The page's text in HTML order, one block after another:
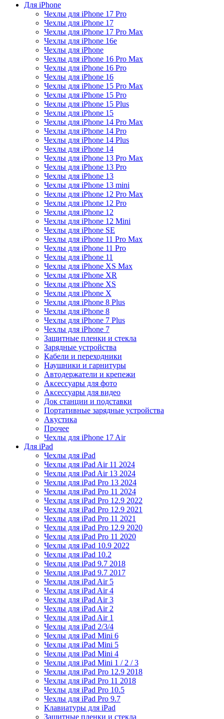
Для iPhone
Чехлы для iPhone 17 Pro
Чехлы для iPhone 17
Чехлы для iPhone 17 Pro Max
Чехлы для iPhone 16e
Чехлы для iPhone
Чехлы для iPhone 16 Pro Max
Чехлы для iPhone 16 Pro
Чехлы для iPhone 16
Чехлы для iPhone 15 Pro Max
Чехлы для iPhone 15 Pro
Чехлы для iPhone 15 Plus
Чехлы для iPhone 15
Чехлы для iPhone 14 Pro Max
Чехлы для iPhone 14 Pro
Чехлы для iPhone 14 Plus
Чехлы для iPhone 14
Чехлы для iPhone 13 Pro Max
Чехлы для iPhone 13 Pro
Чехлы для iPhone 13
Чехлы для iPhone 13 mini
Чехлы для iPhone 12 Pro Max
Чехлы для iPhone 12 Pro
Чехлы для iPhone 12
Чехлы для iPhone 12 Mini
Чехлы для iPhone SE
Чехлы для iPhone 11 Pro Max
Чехлы для iPhone 11 Pro
Чехлы для iPhone 11
Чехлы для iPhone XS Max
Чехлы для iPhone XR
Чехлы для iPhone XS
Чехлы для iPhone X
Чехлы для iPhone 8 Plus
Чехлы для iPhone 8
Чехлы для iPhone 7 Plus
Чехлы для iPhone 7
Защитные пленки и стекла
Зарядные устройства
Кабели и переходники
Наушники и гарнитуры
Автодержатели и крепежи
Аксессуары для фото
Аксессуары для видео
Док станции и подставки
Портативные зарядные устройства
Акустика
Прочее
Чехлы для iPhone 17 Air
Для iPad
Чехлы для iPad
Чехлы для iPad Air 11 2024
Чехлы для iPad Air 13 2024
Чехлы для iPad Pro 13 2024
Чехлы для iPad Pro 11 2024
Чехлы для iPad Pro 12.9 2022
Чехлы для iPad Pro 12.9 2021
Чехлы для iPad Pro 11 2021
Чехлы для iPad Pro 12.9 2020
Чехлы для iPad Pro 11 2020
Чехлы для iPad 10.9 2022
Чехлы для iPad 10.2
Чехлы для iPad 9.7 2018
Чехлы для iPad 9.7 2017
Чехлы для iPad Air 5
Чехлы для iPad Air 4
Чехлы для iPad Air 3
Чехлы для iPad Air 2
Чехлы для iPad Air 1
Чехлы для iPad 2/3/4
Чехлы для iPad Mini 6
Чехлы для iPad Mini 5
Чехлы для iPad Mini 4
Чехлы для iPad Mini 1 / 2 / 3
Чехлы для iPad Pro 12.9 2018
Чехлы для iPad Pro 11 2018
Чехлы для iPad Pro 10.5
Чехлы для iPad Pro 9.7
Клавиатуры для iPad
Защитные пленки и стекла